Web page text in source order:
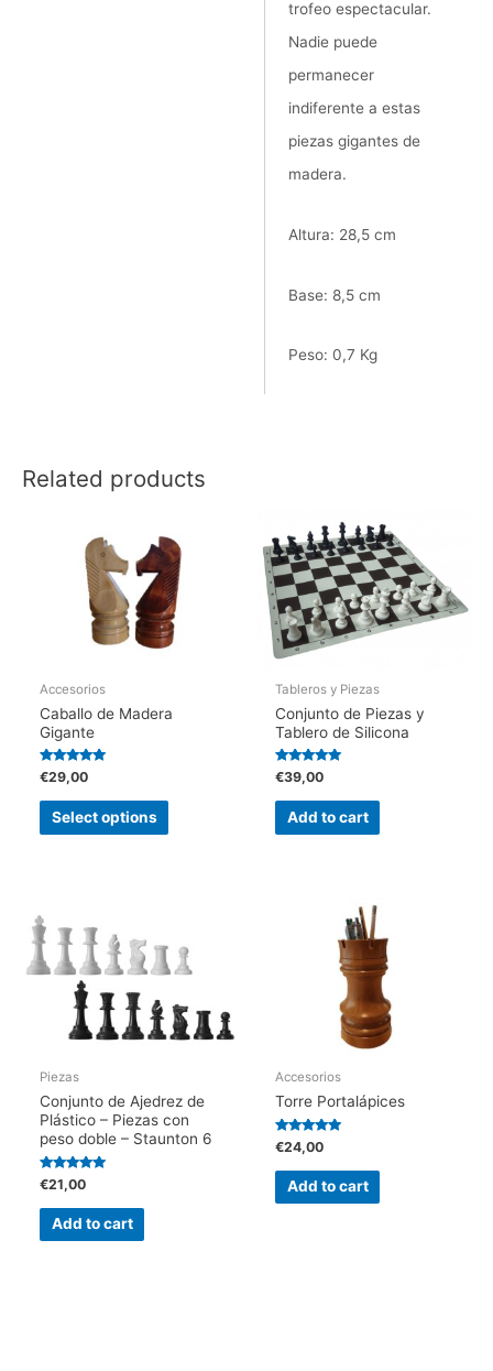
trofeo espectacular.
Nadie puede
permanecer
indiferente a estas
piezas gigantes de
madera.
Altura: 28,5 cm
Base: 8,5 cm
Peso: 0,7 Kg
Related products
Accesorios
Caballo de Madera
Gigante
Rated
5.00
out of 5
€29,00
Select options This
The
options
may
chosen
on
Tableros y Piezas
Conjunto de Piezas y
Tablero de Silicona
Rated
5.00
out of 5
€39,00
Add to cart
Piezas
Conjunto de Ajedrez de
Plástico – Piezas con
peso doble – Staunton 6
Rated
5.00
out of 5
€21,00
Add to cart
Accesorios
Torre Portalápices
Rated
5.00
out of 5
€24,00
Add to cart